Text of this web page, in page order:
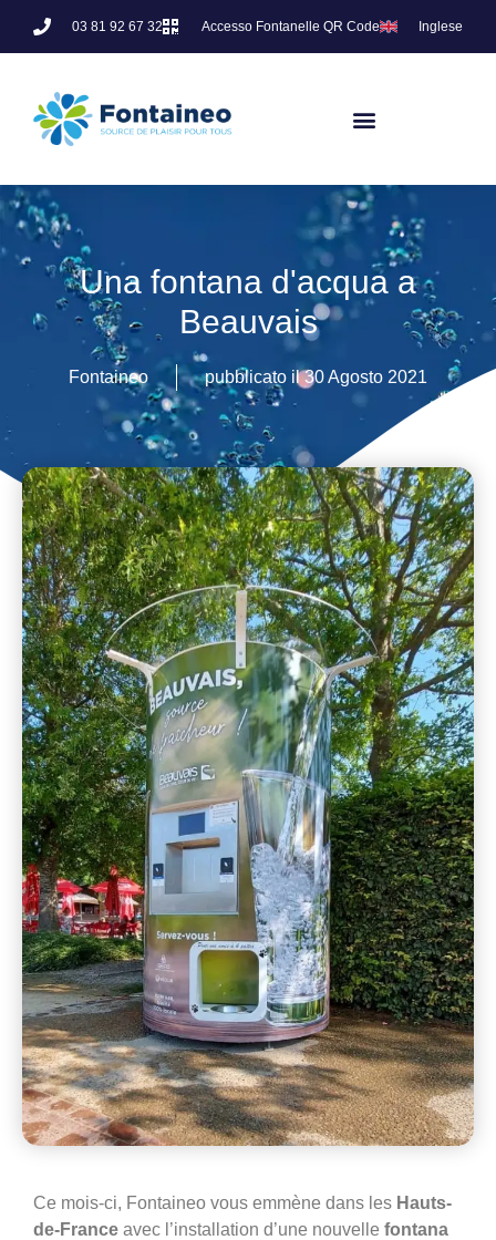
03 81 92 67 32 Accesso Fontanelle QR Code Inglese
Una fontana d'acqua a
Beauvais
Fontaineo pubblicato il30 Agosto 2021
Ce mois-ci, Fontaineo vous emmène dans les Hauts-
de-France avec l’installation d’une nouvelle fontana